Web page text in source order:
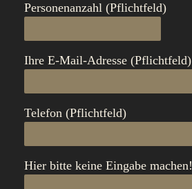
Personenanzahl (Pflichtfeld)
Ihre E-Mail-Adresse (Pflichtfeld)
Telefon (Pflichtfeld)
Hier bitte keine Eingabe machen!